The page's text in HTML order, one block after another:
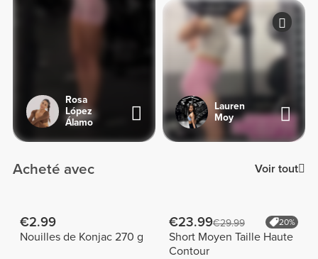
Rosa
López
Álamo
Lauren
Moy
Acheté avec Voir tout
€2.99
Nouilles de Konjac 270 g
€23.99€29.99 20%
Short Moyen Taille Haute
Contour